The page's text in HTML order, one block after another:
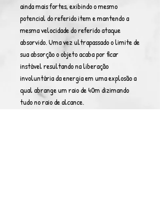
ainda mais fortes, exibindo o mesmo
potencial do referido item e mantendo a
mesma velocidade do referido ataque
absorvido. Uma vez ultrapassado o limite de
sua absorção o objeto acaba por ficar
instável resultando na liberação
involuntária da energia em uma explosão a
qual abrange um raio de 40m dizimando
tudo no raio de alcance.